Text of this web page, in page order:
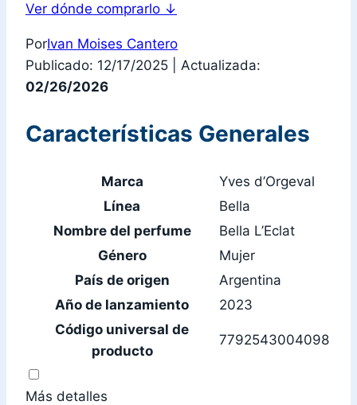
Ver dónde comprarlo ↓
PorIvan Moises Cantero
Publicado: 12/17/2025
Actualizada:
02/26/2026
Características Generales
Marca
Yves d’Orgeval
Línea
Bella
Nombre del perfume
Bella L’Eclat
Género
Mujer
País de origen
Argentina
Año de lanzamiento
2023
Código universal de
producto
7792543004098
Más detalles